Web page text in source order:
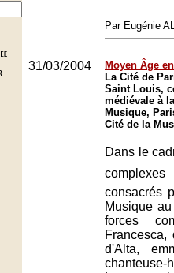
Par Eugénie
31/03/2004
Moyen Âge
La Cité de
Saint Louis,
médiévale à
Musique,
Cité de la
Dans le
consacrés
Musique
forces
d'Alta,